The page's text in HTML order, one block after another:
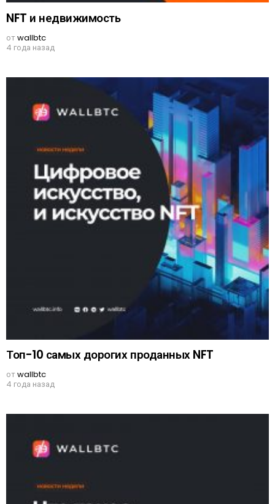
NFT и недвижимость
отwallbtc
4 года назад
Топ-10 самых дорогих проданных NFT
отwallbtc
4 года назад